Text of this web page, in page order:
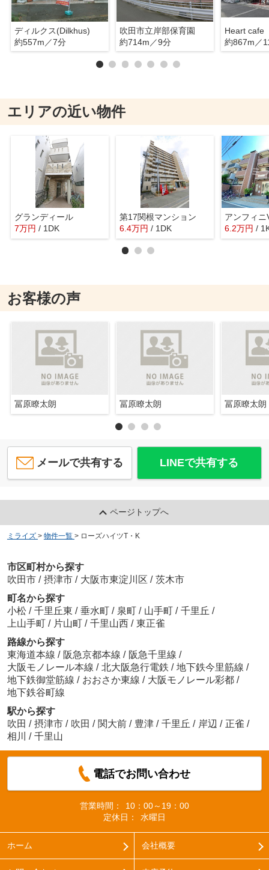
ディルクス(Dilkhus)
約557m／7分
吹田市立岸部保育園
約714m／9分
約867m／
エリアの近い物件
グランディール
7万円 / 1DK
第17関根マンション
6.4万円 / 1DK
アンフィニ
6.2万円 /
お客様の声
冨原瞭太朗 冨原瞭太朗 冨原瞭太朗
メールで共有する LINEで共有する
ページトップへ
ミライズ > 物件一覧 > ローズハイツT・K
市区町村から探す
吹田市 / 摂津市 / 大阪市東淀川区 / 茨木市
町名から探す
小松 / 千里丘東 / 垂水町 / 泉町 / 山手町 / 千里丘 /
上山手町 / 片山町 / 千里山西 / 東正雀
路線から探す
東海道本線 / 阪急京都本線 / 阪急千里線 /
大阪モノレール本線 / 北大阪急行電鉄 / 地下鉄今里筋線 /
地下鉄御堂筋線 / おおさか東線 / 大阪モノレール彩都 /
地下鉄谷町線
駅から探す
吹田 / 摂津市 / 吹田 / 関大前 / 豊津 / 千里丘 / 岸辺 / 正雀 /
相川
/ 千里山
電話でお問い合わせ
営業時間：
10：00～19：00
定休日：
水曜日
ホーム 会社概要